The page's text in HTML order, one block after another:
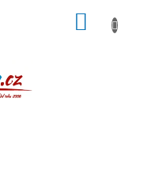
KOŠÍK